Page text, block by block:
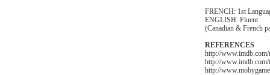
FRENCH: 1st
ENGLISH: Fluent
(Canadian & French
REFERENCES
http://www.imdb.com/
http://
http://